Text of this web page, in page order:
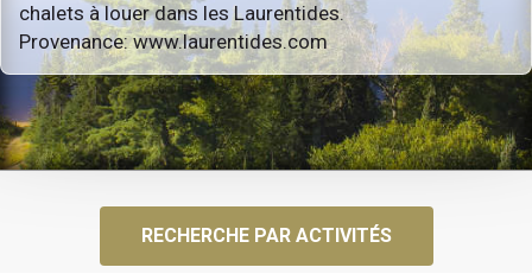
chalets à louer dans les Laurentides.
Provenance: www.laurentides.com
RECHERCHE PAR ACTIVITÉS